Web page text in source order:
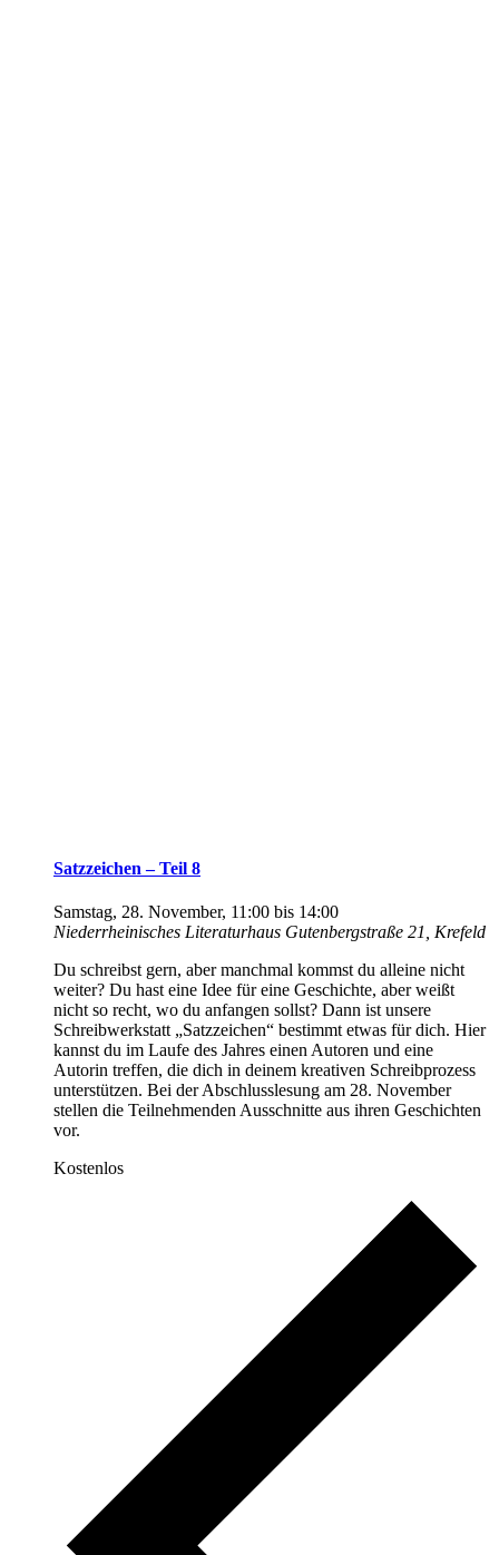
Satzzeichen – Teil 8
Samstag, 28. November, 11:00 bis 14:00
Niederrheinisches Literaturhaus Gutenbergstraße 21, Krefeld
Du schreibst gern, aber manchmal kommst du alleine nicht
weiter? Du hast eine Idee für eine Geschichte, aber weißt
nicht so recht, wo du anfangen sollst? Dann ist unsere
Schreibwerkstatt „Satzzeichen“ bestimmt etwas für dich. Hier
kannst du im Laufe des Jahres einen Autoren und eine
Autorin treffen, die dich in deinem kreativen Schreibprozess
unterstützen. Bei der Abschlusslesung am 28. November
stellen die Teilnehmenden Ausschnitte aus ihren Geschichten
vor.
Kostenlos